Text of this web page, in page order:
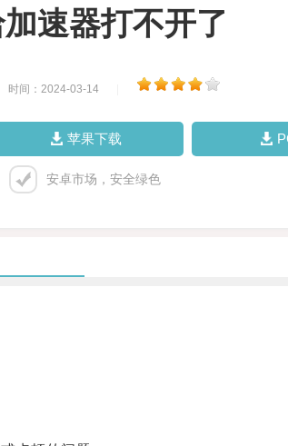
速器打不开了
时间：2024-03-14
苹果下载
安卓市场，安全绿色